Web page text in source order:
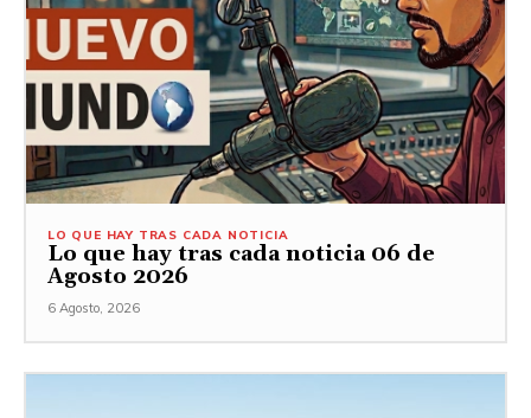
LO QUE HAY TRAS CADA NOTICIA
Lo que hay tras cada noticia 06 de
Agosto 2026
6 Agosto, 2026